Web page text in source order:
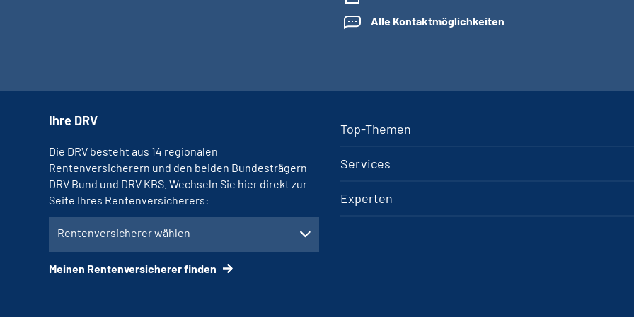
Alle Kontaktmöglichkeiten
Top-Themen
Services
Experten
Ihre DRV
Die DRV besteht aus 14 regionalen
Rentenversicherern und den beiden Bundesträgern
DRV Bund und DRV KBS. Wechseln Sie hier direkt zur
Seite Ihres Rentenversicherers:
Rentenversicherer wählen
Meinen Rentenversicherer finden